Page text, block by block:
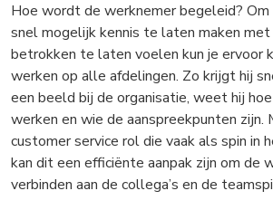
Hoe wordt de werknemer begeleid?
snel mogelijk kennis te laten maken
betrokken te laten voelen kun je ervoor
werken op alle afdelingen. Zo krijgt hij
een beeld bij de organisatie, weet hij
werken en wie de aanspreekpunten zijn.
customer service rol die vaak als spin in
kan dit een efficiënte aanpak zijn om de
verbinden aan de collega’s en de